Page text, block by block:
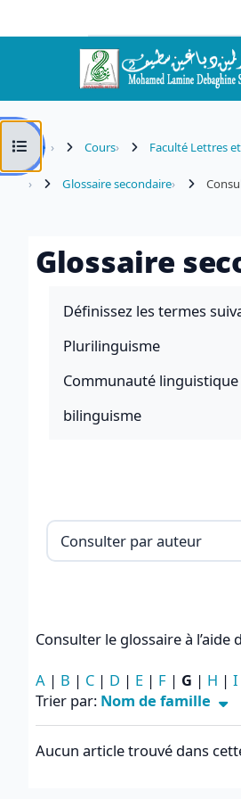
Ouvrir l’index du cours
Cours Faculté Lettres
Glossaire secondaire
Glossaire
Définissez les termes
Plurilinguisme
Communauté linguistique
bilinguisme
Consulter
Consulter le glossaire à l’aide
A | B | C | D | E | F | G | H | I
Tri actuellement Nom de
Trier par: Nom de famille
Aucun article trouvé dans